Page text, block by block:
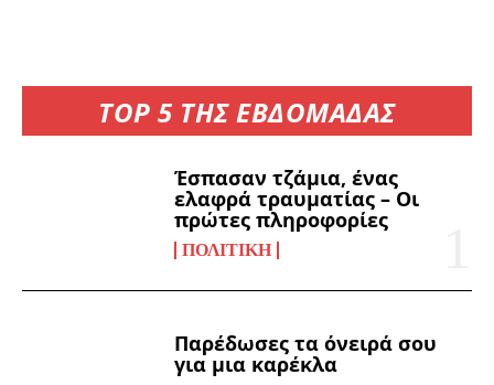
TOP 5 ΤΗΣ ΕΒΔΟΜΑΔΑΣ
Έσπασαν τζάμια, ένας
ελαφρά τραυματίας – Οι
πρώτες πληροφορίες
ΠΟΛΙΤΙΚΉ
Παρέδωσες τα όνειρά σου
για μια καρέκλα